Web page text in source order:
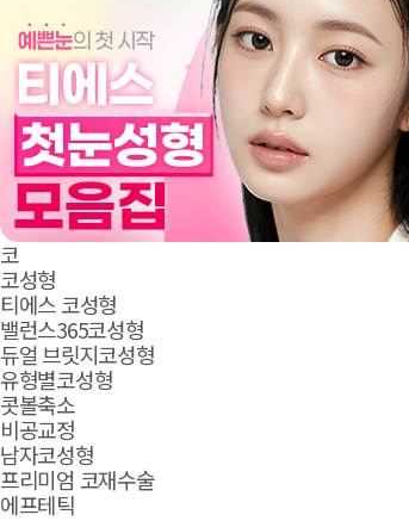
코
코성형
티에스 코성형
밸런스365코성형
듀얼 브릿지코성형
유형별코성형
콧볼축소
비공교정
남자코성형
프리미엄 코재수술
에프테틱